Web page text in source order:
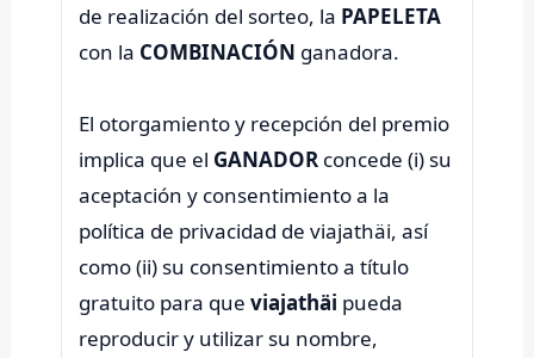
de realización del sorteo, la PAPELETA
con la COMBINACIÓN ganadora.
El otorgamiento y recepción del premio
implica que el GANADOR concede (i) su
aceptación y consentimiento a la
política de privacidad de viajathäi, así
como (ii) su consentimiento a título
gratuito para queviajathäi pueda
reproducir y utilizar su nombre,